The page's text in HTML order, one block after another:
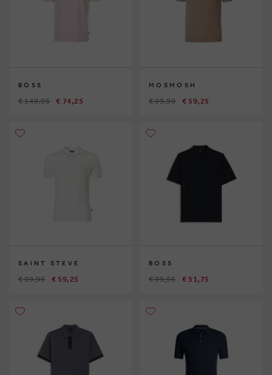
BOSS
€ 149,95 € 74,25
MOSMOSH
€ 99,99 € 59,25
SAINT STEVE
€ 99,95 € 59,25
BOSS
€ 99,95 € 51,75